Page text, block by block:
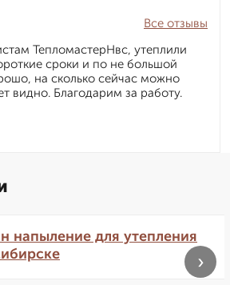
Все отзывы
ТепломастерНвс, утеплили
сроки и по не большой
на сколько сейчас можно
видно. Благодарим за работу.
напыление для утепления
›